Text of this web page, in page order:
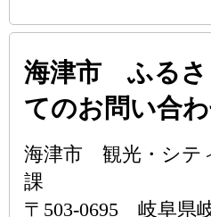
海津市 ふるさ
てのお問い合
海津市 観光・シテ
課
〒503-0695 岐阜県